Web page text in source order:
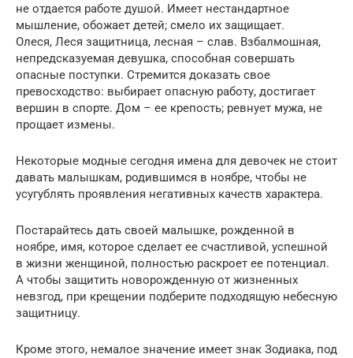
не отдается работе душой. Имеет нестандартное
мышление, обожает детей; смело их защищает.
Олеся, Леся защитница, лесная – слав. Взбалмошная,
непредсказуемая девушка, способная совершать
опасные поступки. Стремится доказать свое
превосходство: выбирает опасную работу, достигает
вершин в спорте. Дом – ее крепость; ревнует мужа, не
прощает измены.
Некоторые модные сегодня имена для девочек не стоит
давать малышкам, родившимся в ноябре, чтобы не
усугублять проявления негативных качеств характера.
Постарайтесь дать своей малышке, рожденной в
ноябре, имя, которое сделает ее счастливой, успешной
в жизни женщиной, полностью раскроет ее потенциал.
А чтобы защитить новорожденную от жизненных
невзгод, при крещении подберите подходящую небесную
защитницу.
Кроме этого, немалое значение имеет знак Зодиака, под